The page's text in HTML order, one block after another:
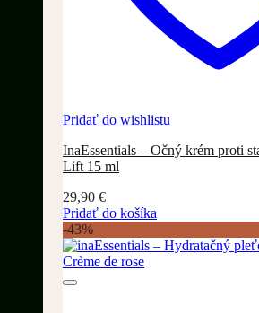
Pridať do wishlistu
InaEssentials – Očný krém proti
Lift 15 ml
29,90 €
Pridať do košíka
-43%